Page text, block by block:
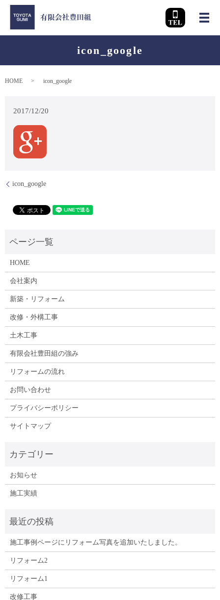
メ
icon_google
HOME icon_google
2017/12/20
icon_google
HOME
会社案内
新築・リフォーム
改修・外構工事
土木工事
有限会社豊田組の強み
リフォームの流れ
お問い合わせ
プライバシーポリシー
サイトマップ
お知らせ
施工実績
施工事例ページにリフォーム写真を追加いたしました。
リフォーム2
リフォーム1
改修工事